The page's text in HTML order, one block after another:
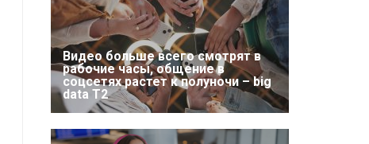
Видео больше всего смотрят в
рабочие часы, общение в
соцсетях растет к полуночи – big
data T2